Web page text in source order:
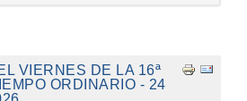
VIERNES DE LA 16ª
ORDINARIO - 24